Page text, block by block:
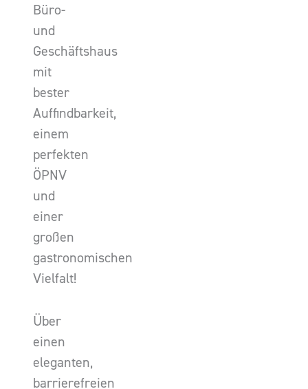
Büro-
und
Geschäftshaus
mit
bester
Auffindbarkeit,
einem
perfekten
ÖPNV
und
einer
großen
gastronomischen
Vielfalt!
Über
einen
eleganten,
barrierefreien